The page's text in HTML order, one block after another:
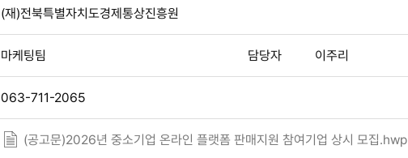
(재)전북특별자치도경제통상진흥원
마케팅팀 담당자 이주리
063-711-2065
(공고문)2026년 중소기업 온라인 플랫폼 판매지원 참여기업 상시 모집.hwp